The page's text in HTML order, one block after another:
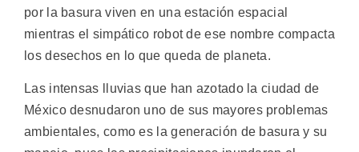
por la basura viven en una estación espacial
mientras el simpático robot de ese nombre compacta
los desechos en lo que queda de planeta.
Las intensas lluvias que han azotado la ciudad de
México desnudaron uno de sus mayores problemas
ambientales, como es la generación de basura y su